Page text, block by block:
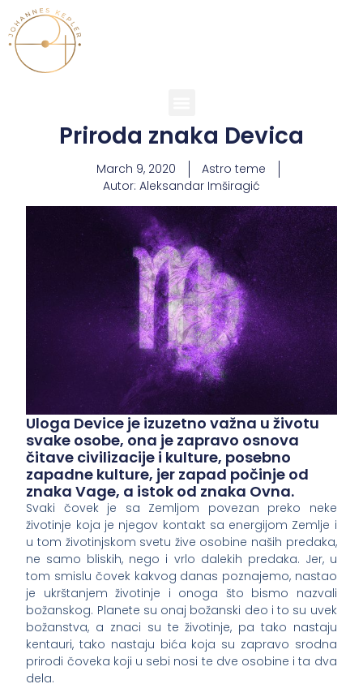
Priroda znaka Devica
March 9, 2020
Astro teme
Autor: Aleksandar Imširagić
Uloga Device je izuzetno važna u životu
svake osobe, ona je zapravo osnova
čitave civilizacije i kulture, posebno
zapadne kulture, jer zapad počinje od
znaka Vage, a istok od znaka Ovna.
Svaki čovek je sa Zemljom povezan preko neke
životinje koja je njegov kontakt sa energijom Zemlje i
u tom životinjskom svetu žive osobine naših predaka,
ne samo bliskih, nego i vrlo dalekih predaka. Jer, u
tom smislu čovek kakvog danas poznajemo, nastao
je ukrštanjem životinje i onoga što bismo nazvali
božanskog. Planete su onaj božanski deo i to su uvek
božanstva, a znaci su te životinje, pa tako nastaju
kentauri, tako nastaju bića koja su zapravo srodna
prirodi čoveka koji u sebi nosi te dve osobine i ta dva
dela.